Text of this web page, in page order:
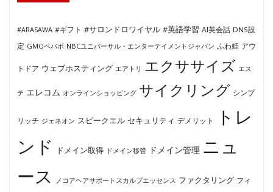
#ARASAWA #ギフト #サロンドロワイヤル #英語学習 AI英会話 DNS設
定 GMOペパボ NBCユニバーサル・エンターテイメントジャパン ふわ姫 アウ
トドア ウェブホスティング エアトリ エクササイズ エス
テ エレコム オンラインショッピング サイクリング シンプ
リッチ ジェネオン スピークエル セキュリティ デメリット
トレ
ンド
ドメイン取得 ドメイン移管 ドメイン管理 ニュ
ース
ノコアヘアサポートスカルプエッセンス ファクタリング フィ